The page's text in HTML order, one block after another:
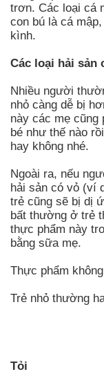
trơn. Các loại cá
con bú là cá
kình.
Các loại hải sản
Nhiều người
nhỏ càng dễ bị
này các mẹ cũng
bé như thế nào
hay không nhé.
Ngoài ra, nếu
hải sản có vỏ (ví
trẻ cũng sẽ bị dị
bất thường ở trẻ
thực phẩm này
bằng sữa mẹ.
Thực phẩm
Trẻ nhỏ thường
Tỏi